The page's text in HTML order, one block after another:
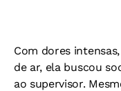
Com dores
de ar, ela buscou
ao supervisor.